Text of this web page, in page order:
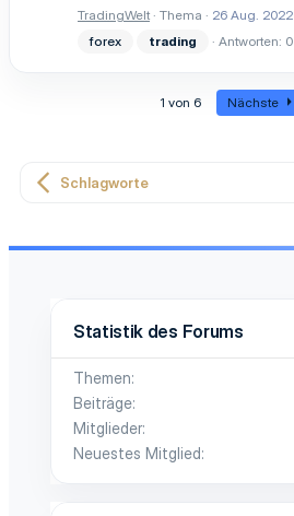
TradingWelt Thema 26 Aug. 2022
forex
trading Antworten: 0
1 von 6 Nächste
Schlagworte
Statistik des Forums
Themen
Beiträge
Mitglieder
Neuestes Mitglied